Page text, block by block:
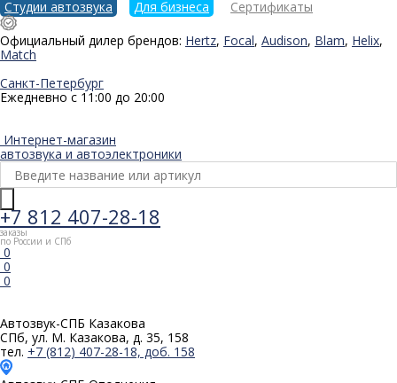
Студии автозвука Для бизнеса
Сертификаты
Официальный дилер брендов: Hertz, Focal, Audison, Blam, Helix,
Match
Санкт-Петербург
Ежедневно с 11:00 до 20:00
Интернет-магазин
автозвука и автоэлектроники
+7 812 407-28-18
заказы
по России и СПб
0
0
0
Автозвук-СПБ Казакова
СПб, ул. М. Казакова, д. 35, 158
тел. +7 (812) 407-28-18, доб. 158